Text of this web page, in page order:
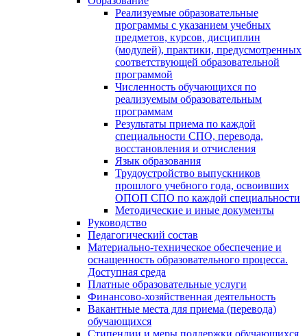
Реализуемые образовательные
программы с указанием учебных
предметов, курсов, дисциплин
(модулей), практики, предусмотренных
соответствующей образовательной
программой
Численность обучающихся по
реализуемым образовательным
программам
Результаты приема по каждой
специальности СПО, перевода,
восстановления и отчисления
Язык образования
Трудоустройство выпускников
прошлого учебного года, освоивших
ОПОП СПО по каждой специальности
Методические и иные документы
Руководство
Педагогический состав
Материально-техническое обеспечение и
оснащенность образовательного процесса.
Доступная среда
Платные образовательные услуги
Финансово-хозяйственная деятельность
Вакантные места для приема (перевода)
обучающихся
Стипендии и меры поддержки обучающихся